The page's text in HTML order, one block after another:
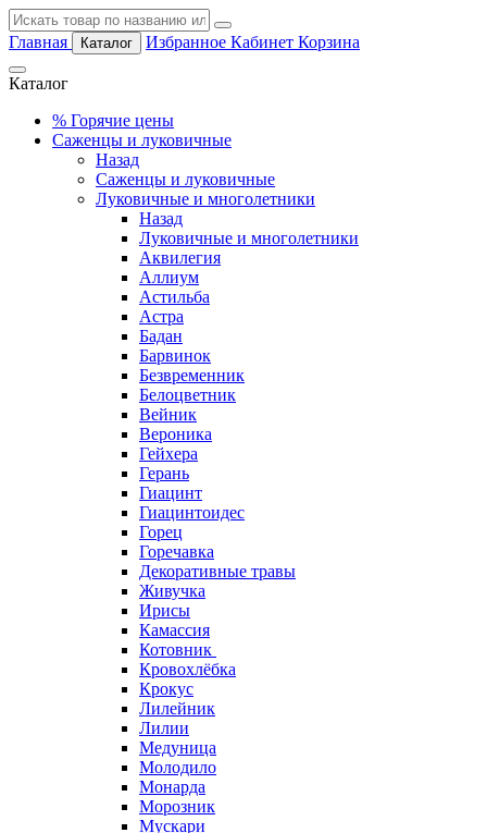
Главная Каталог Избранное Кабинет Корзина
Каталог
% Горячие цены
Саженцы и луковичные
Назад
Саженцы и луковичные
Луковичные и многолетники
Назад
Луковичные и многолетники
Аквилегия
Аллиум
Астильба
Астра
Бадан
Барвинок
Безвременник
Белоцветник
Вейник
Вероника
Гейхера
Герань
Гиацинт
Гиацинтоидес
Горец
Горечавка
Декоративные травы
Живучка
Ирисы
Камассия
Котовник
Кровохлёбка
Крокус
Лилейник
Лилии
Медуница
Молодило
Монарда
Морозник
Мускари